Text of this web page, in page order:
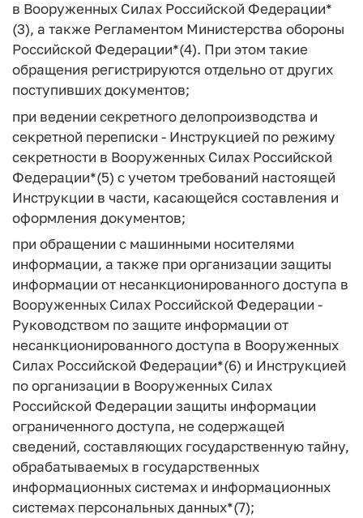
в Вооруженных Силах Российской Федерации*
(3), а также Регламентом Министерства обороны
Российской Федерации*(4). При этом такие
обращения регистрируются отдельно от других
поступивших документов;
при ведении секретного делопроизводства и
секретной переписки - Инструкцией по режиму
секретности в Вооруженных Силах Российской
Федерации*(5) с учетом требований настоящей
Инструкции в части, касающейся составления и
оформления документов;
при обращении с машинными носителями
информации, а также при организации защиты
информации от несанкционированного доступа в
Вооруженных Силах Российской Федерации -
Руководством по защите информации от
несанкционированного доступа в Вооруженных
Силах Российской Федерации*(6) и Инструкцией
по организации в Вооруженных Силах
Российской Федерации защиты информации
ограниченного доступа, не содержащей
сведений, составляющих государственную тайну,
обрабатываемых в государственных
информационных системах и информационных
системах персональных данных*(7);